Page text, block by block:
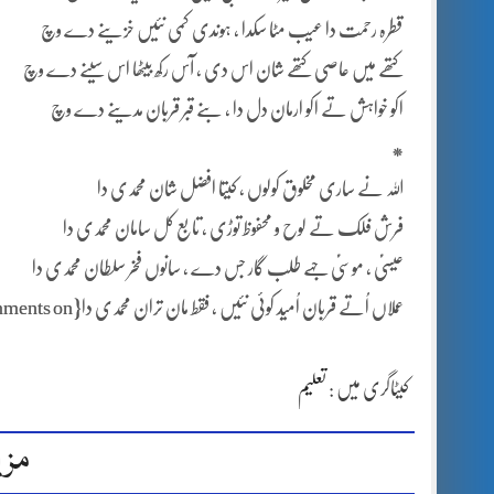
قطرہ رحمت دا عیب مٹا سکدا ، ہوندی کمی نئیں خزینے دے وچ
کتھے میں عاصی کتھے شان اس دی ، آس رکھ بیٹھا اس سینے دے وچ
اکو خواہش تے اکو ارمان دل دا ، بنے قبر قربان مدینے دے وچ
*
اللہ نے ساری مخلوق کولوں ، کیتا افضل شان محمدی دا
فرش فلک تے لوح و محفوظ توڑی ، تابع کل سامان محمدی دا
عیسیٰؑ ، موسیٰؑ جہے طلب گار جس دے ، سانوں فخر سلطان محمدی دا
عملاں اُتے قربان اُمید کوئی نئیں ، فقط مان تران محمدی دا{jcomments on}
کیٹاگری میں : تعلیم